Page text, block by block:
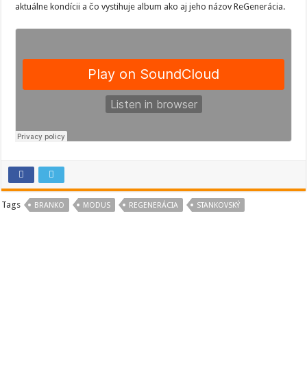
aktuálne kondícii a čo vystihuje album ako aj jeho názov ReGenerácia.
Tags BRANKO MODUS REGENERÁCIA STANKOVSKÝ